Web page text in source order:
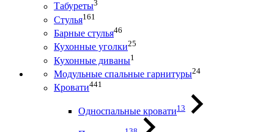
Табуреты3
Стулья161
Барные стулья46
Кухонные уголки25
Кухонные диваны1
Модульные спальные гарнитуры24
Кровати441
Односпальные кровати13